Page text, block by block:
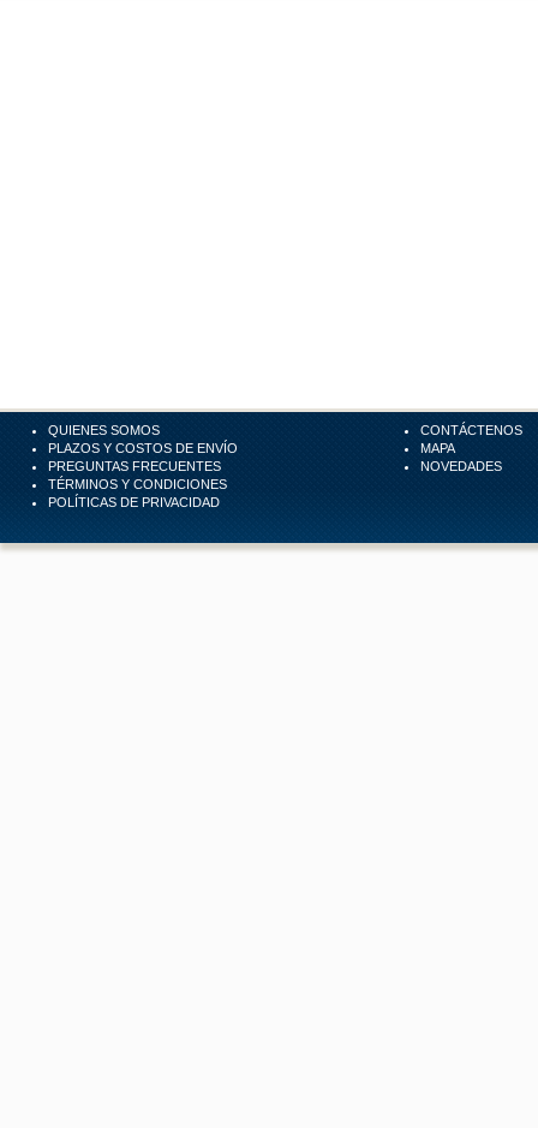
QUIENES SOMOS
PLAZOS Y COSTOS DE ENVÍO
PREGUNTAS FRECUENTES
TÉRMINOS Y CONDICIONES
POLÍTICAS DE PRIVACIDAD
CONTÁCTENOS
MAPA
NOVEDADES